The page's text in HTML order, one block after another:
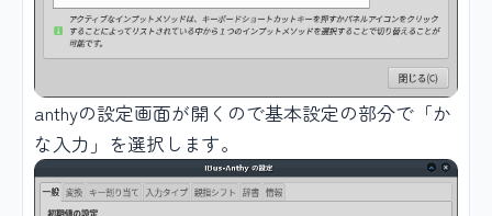
anthyの設定画面が開くので基本設定の部分で「か
な入力」を選択します。